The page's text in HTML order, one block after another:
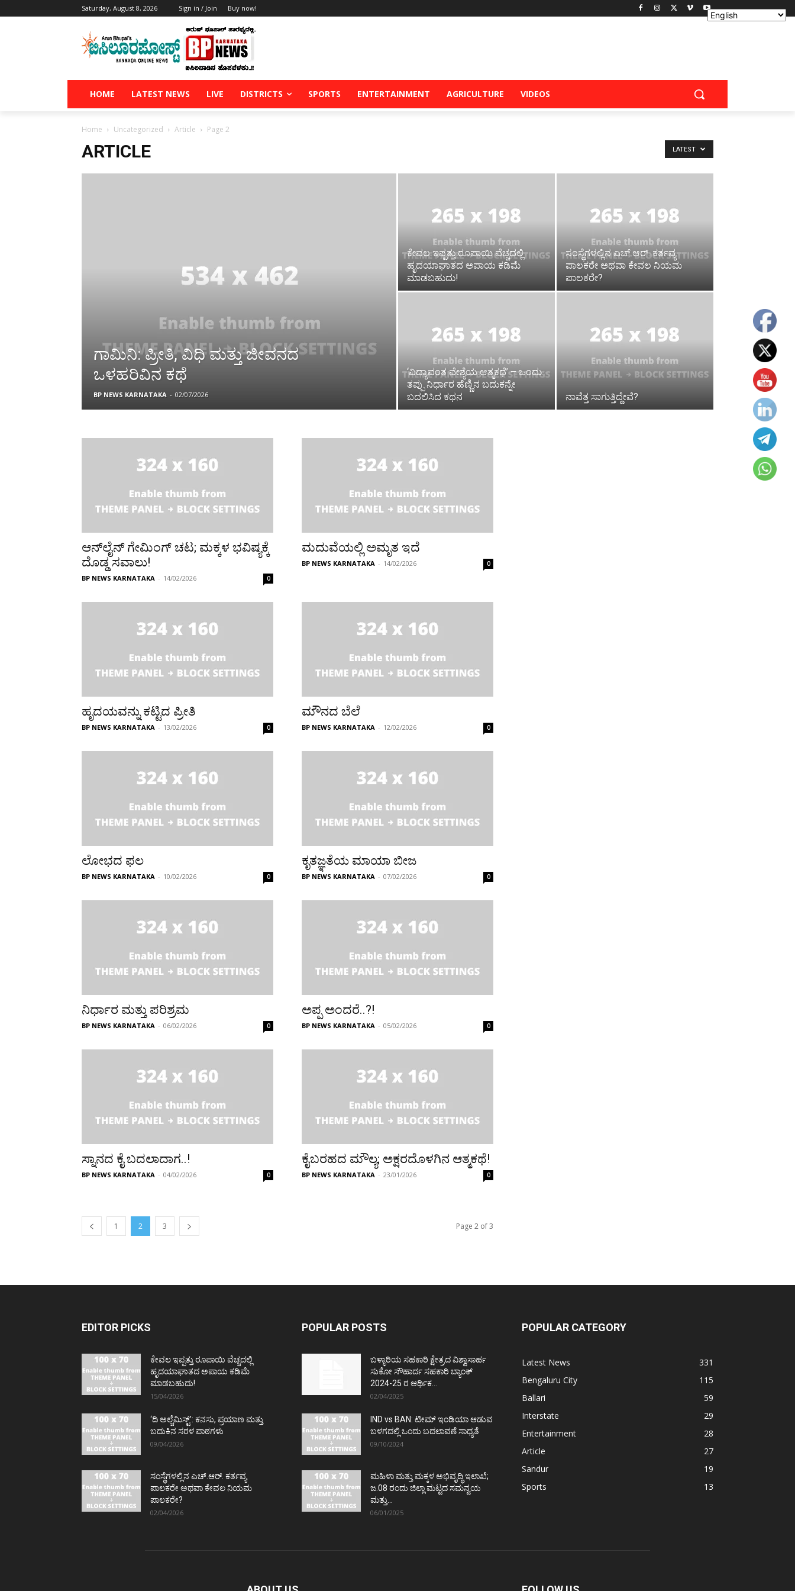
Saturday, August 8, 2026 Sign in / Join Buy now!
HOME LATEST NEWS LIVE DISTRICTS SPORTS ENTERTAINMENT AGRICULTURE VIDEOS
Home Uncategorized Article Page 2
ARTICLE LATEST
ಗಾಮಿನಿ: ಪ್ರೀತಿ, ವಿಧಿ ಮತ್ತು ಜೀವನದ
ಒಳಹರಿವಿನ ಕಥೆ
BP NEWS KARNATAKA - 02/07/2026
ಕೇವಲ ಇಪ್ಪತ್ತು ರೂಪಾಯಿ ವೆಚ್ಚದಲ್ಲಿ
ಹೃದಯಾಘಾತದ ಅಪಾಯ ಕಡಿಮೆ
ಮಾಡಬಹುದು!
ಸಂಸ್ಥೆಗಳಲ್ಲಿನ ಎಚ್.ಆರ್. ಕರ್ತವ್ಯ
ಪಾಲಕರೇ ಅಥವಾ ಕೇವಲ ನಿಯಮ
ಪಾಲಕರೇ?
‘ವಿದ್ಯಾವಂತ ವೇಶ್ಯೆಯ ಆತ್ಮಕಥೆ’ – ಒಂದು
ತಪ್ಪು ನಿರ್ಧಾರ ಹೆಣ್ಣಿನ ಬದುಕನ್ನೇ
ಬದಲಿಸಿದ ಕಥನ
ನಾವೆತ್ತ ಸಾಗುತ್ತಿದ್ದೇವೆ?
ಆನ್‌ಲೈನ್‌ ಗೇಮಿಂಗ್‌ ಚಟ; ಮಕ್ಕಳ ಭವಿಷ್ಯಕ್ಕೆ
ದೊಡ್ಡ ಸವಾಲು!
BP NEWS KARNATAKA - 14/02/2026 0
ಮದುವೆಯಲ್ಲಿ ಅಮೃತ ಇದೆ
BP NEWS KARNATAKA - 14/02/2026 0
ಹೃದಯವನ್ನು ಕಟ್ಟಿದ ಪ್ರೀತಿ
BP NEWS KARNATAKA - 13/02/2026 0
ಮೌನದ ಬೆಲೆ
BP NEWS KARNATAKA - 12/02/2026 0
ಲೋಭದ ಫಲ
BP NEWS KARNATAKA - 10/02/2026 0
ಕೃತಜ್ಞತೆಯ ಮಾಯಾ ಬೀಜ
BP NEWS KARNATAKA - 07/02/2026 0
ನಿರ್ಧಾರ ಮತ್ತು ಪರಿಶ್ರಮ
BP NEWS KARNATAKA - 06/02/2026 0
ಅಪ್ಪ ಅಂದರೆ..?!
BP NEWS KARNATAKA - 05/02/2026 0
ಸ್ನಾನದ ಕೈ ಬದಲಾದಾಗ..!
BP NEWS KARNATAKA - 04/02/2026 0
ಕೈಬರಹದ ಮೌಲ್ಯ; ಅಕ್ಷರದೊಳಗಿನ ಆತ್ಮಕಥೆ!
BP NEWS KARNATAKA - 23/01/2026 0
1 2 3 Page 2 of 3
EDITOR PICKS
ಕೇವಲ ಇಪ್ಪತ್ತು ರೂಪಾಯಿ ವೆಚ್ಚದಲ್ಲಿ
ಹೃದಯಾಘಾತದ ಅಪಾಯ ಕಡಿಮೆ
ಮಾಡಬಹುದು!
15/04/2026
‘ದಿ ಅಲ್ಚೆಮಿಸ್ಟ್’: ಕನಸು, ಪ್ರಯಾಣ ಮತ್ತು
ಬದುಕಿನ ಸರಳ ಪಾಠಗಳು
09/04/2026
ಸಂಸ್ಥೆಗಳಲ್ಲಿನ ಎಚ್.ಆರ್. ಕರ್ತವ್ಯ
ಪಾಲಕರೇ ಅಥವಾ ಕೇವಲ ನಿಯಮ
ಪಾಲಕರೇ?
02/04/2026
POPULAR POSTS
ಬಳ್ಳಾರಿಯ ಸಹಕಾರಿ ಕ್ಷೇತ್ರದ ವಿಶ್ವಾಸಾರ್ಹ
ಸುಕೋ ಸೌಹಾರ್ದ ಸಹಕಾರಿ ಬ್ಯಾಂಕ್
2024-25 ರ ಆರ್ಥಿಕ...
02/04/2025
IND vs BAN: ಟೀಮ್ ಇಂಡಿಯಾ ಆಡುವ
ಬಳಗದಲ್ಲಿ ಒಂದು ಬದಲಾವಣೆ ಸಾಧ್ಯತೆ
09/10/2024
ಮಹಿಳಾ ಮತ್ತು ಮಕ್ಕಳ ಅಭಿವೃದ್ಧಿ ಇಲಾಖೆ;
ಜ.08 ರಂದು ಜಿಲ್ಲಾ ಮಟ್ಟದ ಸಮನ್ವಯ
ಮತ್ತು...
06/01/2025
POPULAR CATEGORY
Latest News
331
Bengaluru City
115
Ballari
59
Interstate
29
Entertainment
28
Article
27
Sandur
19
Sports
13